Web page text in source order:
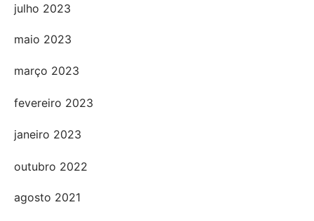
julho 2023
maio 2023
março 2023
fevereiro 2023
janeiro 2023
outubro 2022
agosto 2021